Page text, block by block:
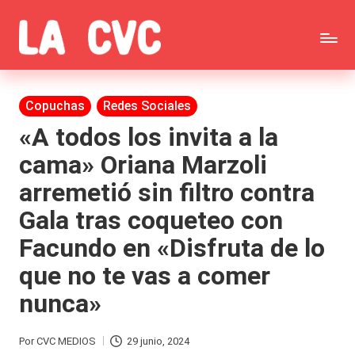
Saltar
al
contenido
C
o
p
u
c
h
a
s
y
F
ar
Todas
las
noticias
de
la
farándula,
Realitys,
Tierra
Brava,
Gran
Publicada
Copuchas Redes Sociales
«A todos los invita a la
cama» Oriana Marzoli
arremetió sin filtro contra
Gala tras coqueteo con
Facundo en «Disfruta de lo
que no te vas a comer
nunca»
Publicado
PorCVC MEDIOS 29 junio, 2024